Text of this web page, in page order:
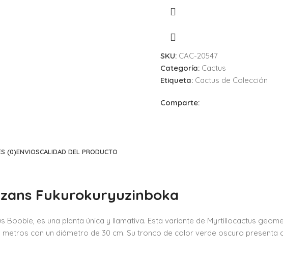
SKU: CAC-20547
Categoría: Cactus
Etiqueta: Cactus de Colección
Comparte:
(0)ENVIOSCALIDAD DEL PRODUCTO
Fukurokuryuzinboka
Boobie, es una planta única y llamativa. Esta variante de Myrtillocactus
con un diámetro de 30 cm. Su tronco de color verde oscuro